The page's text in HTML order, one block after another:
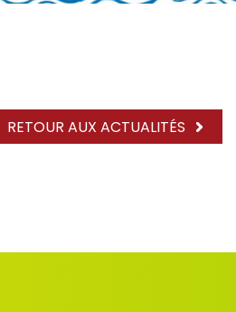
RETOUR AUX ACTUALITÉS